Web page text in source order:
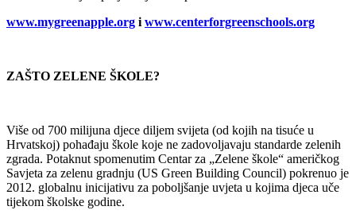
www.mygreenapple.org i www.centerforgreenschools.org
ZAŠTO ZELENE ŠKOLE?
Više od 700 milijuna djece diljem svijeta (od kojih na tisuće u
Hrvatskoj) pohađaju škole koje ne zadovoljavaju standarde zelenih
zgrada. Potaknut spomenutim Centar za „Zelene škole“ američkog
Savjeta za zelenu gradnju (US Green Building Council) pokrenuo je
2012. globalnu inicijativu za poboljšanje uvjeta u kojima djeca uče
tijekom školske godine.